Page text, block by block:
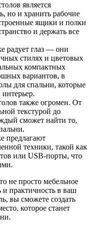
является
но и хранить рабочие
ящики и полки
и держать все
радует глаз — они
стилях и цветовых
компактных
вариантов, в
для спальни, которые
также огромен. От
текстурой до
сможет найти то,
предлагают
техники, такой как
или USB-порты, что
не просто мебельное
и практичность в ваш
вы сможете создать
которое станет